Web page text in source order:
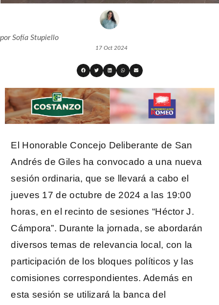
porSofía Stupiello
17 Oct 2024
El Honorable Concejo Deliberante de San
Andrés de Giles ha convocado a una nueva
sesión ordinaria, que se llevará a cabo el
jueves 17 de octubre de 2024 a las 19:00
horas, en el recinto de sesiones “Héctor J.
Cámpora”. Durante la jornada, se abordarán
diversos temas de relevancia local, con la
participación de los bloques políticos y las
comisiones correspondientes. Además en
esta sesión se utilizará la banca del